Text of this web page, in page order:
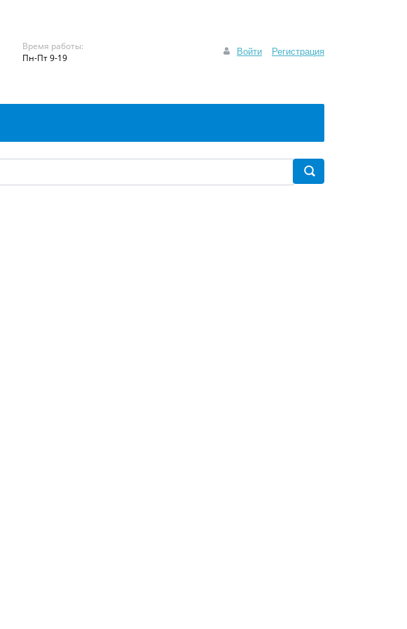
Войти Регистрация
Время работы:
Пн-Пт 9-19